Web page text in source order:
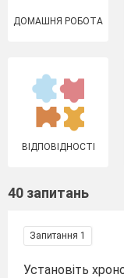
ДОМАШНЯ РОБОТА
ВІДПОВІДНОСТІ
40 запитань
Запитання 1
Установіть